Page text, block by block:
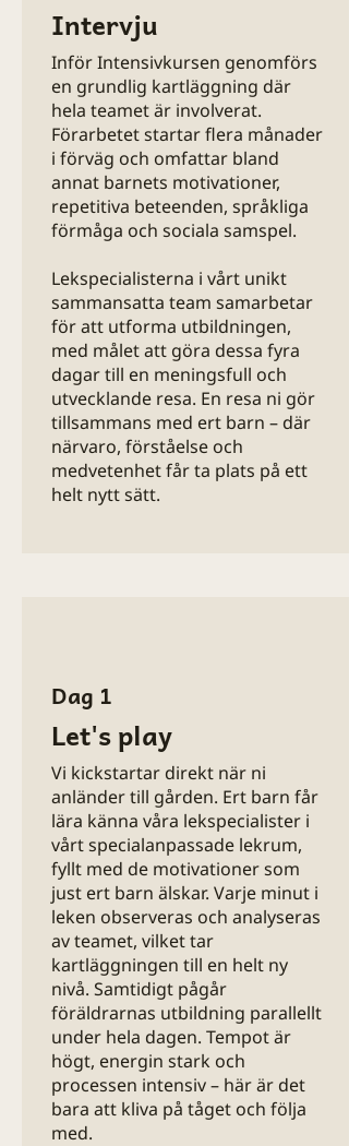
Vad skulle behövas för att ert barn
ska börja kommunicera mer? Vad
skulle göra vardagen lättare,
roligare och mer harmonisk för
hela familjen?
Vår Intensivkurs är precis som det
låter – intensiv, kraftfull och
livsförändrande. Under fyra dagar
vackra Hallaskogs gård utanför
Höör, med Dagstorpssjön och
naturen runt knuten. Tillsammans
med specialistteamet från Allt om
Autism fokuserar vi helhjärtat på
att öka kommunikationen och
stärka barnets egen vilja till
interaktion.
Våra lekspecialister arbetar med
När kartläggningen är klar omsätts
strategierna direkt i praktiken. Ni
som föräldrar får följa processen
steg för steg, förstå varför vi gör
som vi gör och lära er att själva
tillämpa metoderna i vardagen.
All inlärning är motivationsstyrd
och sker genom lek, utifrån ert
barns intressen. Barnet möts alltid
med acceptans, full närvaro,
nyfikenhet och kärlek.
Parallellt får ni som föräldrar
utbildning, både individuellt och i
grupp, med fokus på de verktyg
och metoder som är mest
Intervju
Inför Intensivkursen genomförs
en grundlig kartläggning där
hela teamet är involverat.
Förarbetet startar flera månader
i förväg och omfattar bland
annat barnets motivationer,
repetitiva beteenden, språkliga
förmåga och sociala samspel.
Lekspecialisterna i vårt unikt
sammansatta team samarbetar
för att utforma utbildningen,
med målet att göra dessa fyra
dagar till en meningsfull och
utvecklande resa. En resa ni gör
tillsammans med ert barn – där
närvaro, förståelse och
medvetenhet får ta plats på ett
helt nytt sätt.
Dag 1
Let's play
Vi kickstartar direkt när ni
anländer till gården.​ Ert barn får
lära känna våra lekspecialister i
vårt specialanpassade lekrum,
fyllt med de motivationer som
just ert barn älskar. Varje minut i
leken observeras och analyseras
av teamet, vilket tar
kartläggningen till en helt ny
nivå. Samtidigt pågår
föräldrarnas utbildning parallellt
under hela dagen.​ Tempot är
högt, energin stark och
processen intensiv – här är det
bara att kliva på tåget och följa
med.